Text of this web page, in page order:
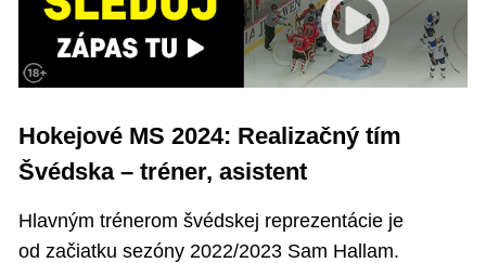
Hokejové MS 2024: Realizačný tím
Švédska – tréner, asistent
Hlavným trénerom švédskej reprezentácie je
od začiatku sezóny 2022/2023 Sam Hallam.